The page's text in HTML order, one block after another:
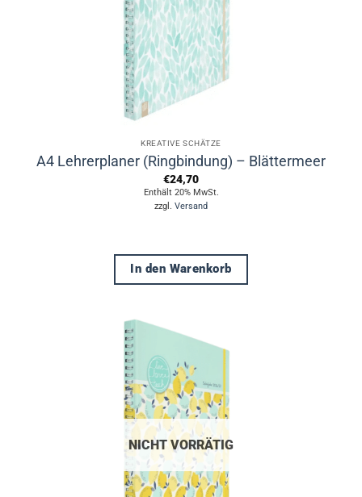
KREATIVE SCHÄTZE
A4 Lehrerplaner (Ringbindung) – Blättermeer
€24,70
Enthält 20% MwSt.
zzgl. Versand
In den Warenkorb
NICHT VORRÄTIG